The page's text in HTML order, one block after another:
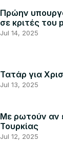
Πρώην
σε κριτές του
Jul 14, 2025
Τατάρ για
Jul 13, 2025
Με ρωτούν αν
Τουρκίας
Jul 12, 2025